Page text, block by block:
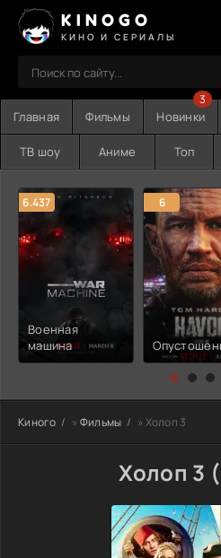
KINOGO
КИНО И СЕРИАЛЫ
Главная Фильмы Новинки
3
ТВ шоу Аниме Топ
6.437
Военная
машина
6
Киного » Фильмы » Холоп 3
Холоп 3